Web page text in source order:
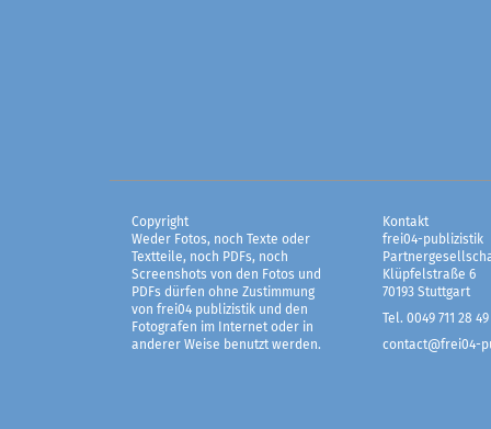
Copyright
Weder Fotos, noch Texte oder
Textteile, noch PDFs, noch
Screenshots von den Fotos und
PDFs dürfen ohne Zustimmung
von frei04 publizistik und den
Fotografen im Internet oder in
anderer Weise benutzt werden.
Kontakt
frei04-publizistik
Klüpfelstraße 6
70193 Stuttgart
Tel. 0049 711 28 49
contact@frei04-